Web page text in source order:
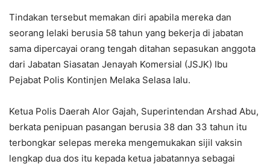
Tindakan tersebut memakan diri apabila mereka dan
seorang lelaki berusia 58 tahun yang bekerja di jabatan
sama dipercayai orang tengah ditahan sepasukan anggota
dari Jabatan Siasatan Jenayah Komersial (JSJK) Ibu
Pejabat Polis Kontinjen Melaka Selasa lalu.
Ketua Polis Daerah Alor Gajah, Superintendan Arshad Abu,
berkata penipuan pasangan berusia 38 dan 33 tahun itu
terbongkar selepas mereka mengemukakan sijil vaksin
lengkap dua dos itu kepada ketua jabatannya sebagai